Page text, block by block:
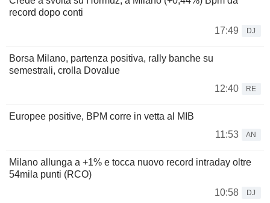
record dopo conti
17:49
DJ
Borsa Milano, partenza positiva, rally banche su
semestrali, crolla Dovalue
12:40
RE
Europee positive, BPM corre in vetta al MIB
11:53
AN
Milano allunga a +1% e tocca nuovo record intraday oltre
54mila punti (RCO)
10:58
DJ